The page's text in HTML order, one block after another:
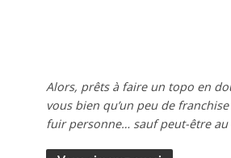
Alors, prêts à faire un topo en
vous bien qu’un peu de franchise
fuir personne… sauf peut-être au